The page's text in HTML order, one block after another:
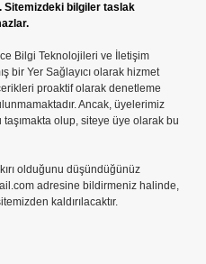
Sitemizdeki bilgiler taslak
Bilgi Teknolojileri ve İletişim
bir Yer Sağlayıcı olarak hizmet
proaktif olarak denetleme
Ancak, üyelerimiz
olup, siteye üye olarak bu
olduğunu düşündüğünüz
adresine bildirmeniz halinde,
kaldırılacaktır.